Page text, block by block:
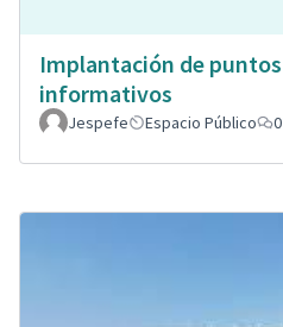
Implantación de puntos
informativos
Jespefe Espacio Público 0